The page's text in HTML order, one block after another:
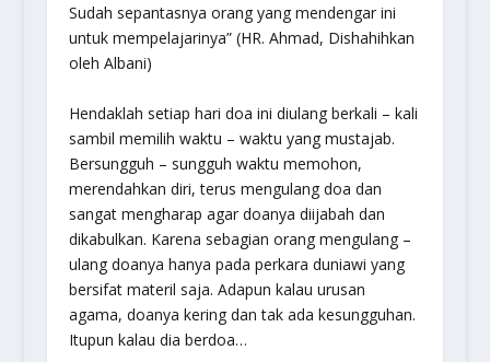
Sudah sepantasnya orang yang mendengar ini
untuk mempelajarinya” (HR. Ahmad, Dishahihkan
oleh Albani)
Hendaklah setiap hari doa ini diulang berkali – kali
sambil memilih waktu – waktu yang mustajab.
Bersungguh – sungguh waktu memohon,
merendahkan diri, terus mengulang doa dan
sangat mengharap agar doanya diijabah dan
dikabulkan. Karena sebagian orang mengulang –
ulang doanya hanya pada perkara duniawi yang
bersifat materil saja. Adapun kalau urusan
agama, doanya kering dan tak ada kesungguhan.
Itupun kalau dia berdoa…